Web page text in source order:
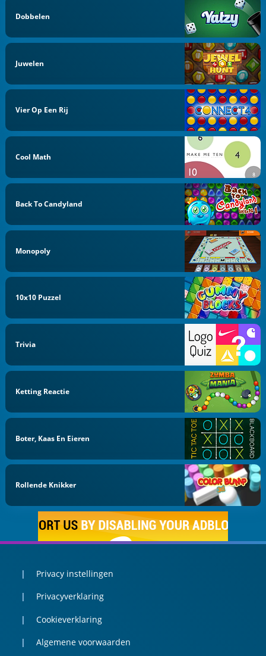
Dobbelen
Juwelen
Vier Op Een Rij
Cool Math
Back To Candyland
Monopoly
10x10 Puzzel
Trivia
Ketting Reactie
Boter, Kaas En Eieren
Rollende Knikker
Privacy instellingen
Privacyverklaring
Cookieverklaring
Algemene voorwaarden